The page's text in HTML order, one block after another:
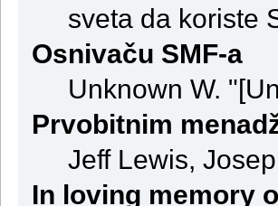
sveta da koriste
Osnivaču SMF-a
Unknown W.
Prvobitnim
Jeff Lewis,
In loving memory